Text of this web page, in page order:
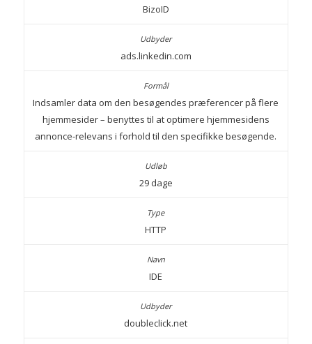
BizoID
ads.linkedin.com
Indsamler data om den besøgendes præferencer på flere
hjemmesider – benyttes til at optimere hjemmesidens
annonce-relevans i forhold til den specifikke besøgende.
29 dage
HTTP
IDE
doubleclick.net